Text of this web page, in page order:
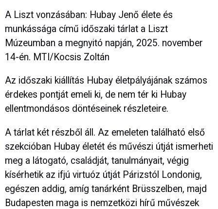
A Liszt vonzásában: Hubay Jenő élete és
munkássága című időszaki tárlat a Liszt
Múzeumban a megnyitó napján, 2025. november
14-én. MTI/Kocsis Zoltán
Az időszaki kiállítás Hubay életpályájának számos
érdekes pontját emeli ki, de nem tér ki Hubay
ellentmondásos döntéseinek részleteire.
A tárlat két részből áll. Az emeleten található első
szekcióban Hubay életét és művészi útját ismerheti
meg a látogató, családját, tanulmányait, végig
kísérhetik az ifjú virtuóz útját Párizstól Londonig,
egészen addig, amíg tanárként Brüsszelben, majd
Budapesten maga is nemzetközi hírű művészek